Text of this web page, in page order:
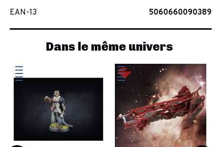
EAN-13 5060660090389
Dans le même univers